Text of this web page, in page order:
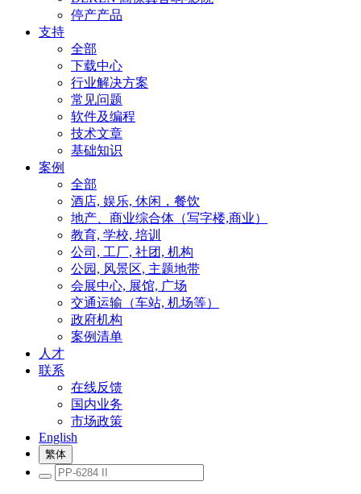
停产产品
支持
全部
下载中心
行业解决方案
常见问题
软件及编程
技术文章
基础知识
案例
全部
酒店, 娱乐, 休闲，餐饮
地产、商业综合体（写字楼,商业）
教育, 学校, 培训
公司, 工厂, 社团, 机构
公园, 风景区, 主题地带
会展中心, 展馆, 广场
交通运输（车站, 机场等）
政府机构
案例清单
人才
联系
在线反馈
国内业务
市场政策
English
繁体